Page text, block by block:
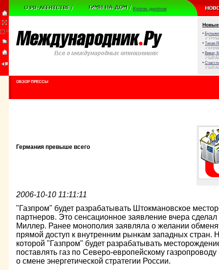
Куплю диплом
Новые
•
//
• Тихая
//
• Виват,
//
•
//
ОБЗОР ПРЕССЫ
Германия превыше всего
2006-10-10 11:11:11
"Газпром" будет разрабатывать Штокмановское
партнеров. Это сенсационное заявление вчера
Миллер. Ранее монополия заявляла о желании
прямой доступ к внутренним рынкам западных стран.
которой "Газпром" будет разрабатывать
поставлять газ по Северо-европейскому
о смене энергетической стратегии России.